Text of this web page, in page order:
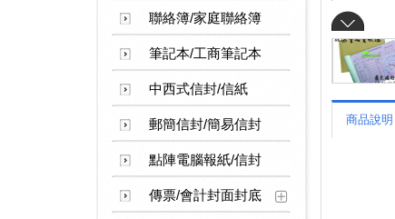
聯絡簿/家庭聯絡簿
筆記本/工商筆記本
中西式信封/信紙
郵簡信封/簡易信封
點陣電腦報紙/信封
傳票/會計封面封底
商品說明